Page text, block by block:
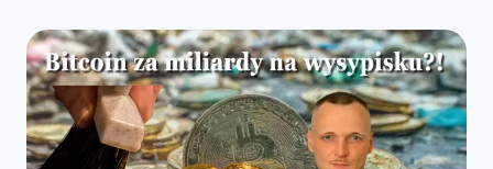
SIECI
I ZMIANY
DLA
UŻYTKOWNIKÓW